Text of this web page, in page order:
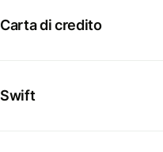
Carta di credito
Swift